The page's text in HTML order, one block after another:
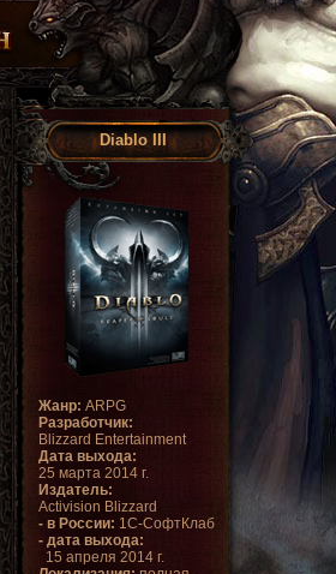
Diablo III
Жанр: ARPG
Разработчик:
Blizzard Entertainment
Дата выхода:
25 марта 2014 г.
Издатель:
Activision Blizzard
- в России: 1С-СофтКлаб
- дата выхода:
15 апреля 2014 г.